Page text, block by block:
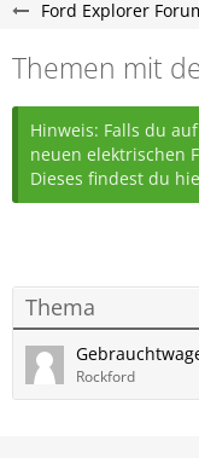
Ford Explorer
Themen mit
Hinweis: Falls du
neuen elektrischen
Dieses findest du
Thema
Rockford